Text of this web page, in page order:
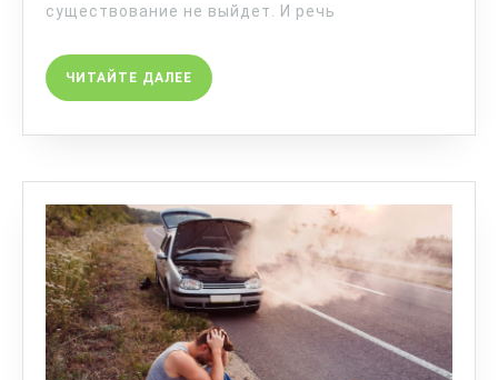
существование не выйдет. И речь
ЧИТАЙТЕ ДАЛЕЕ